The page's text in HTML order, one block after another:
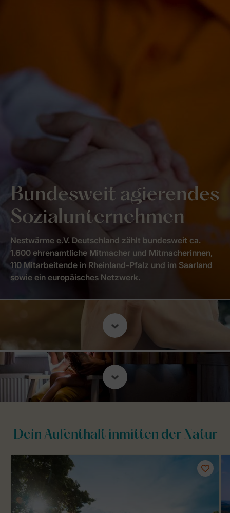
Bundesweit agierendes
Sozialunternehmen
Nestwärme e.V. Deutschland zählt bundesweit ca.
1.600 ehrenamtliche Mitmacher und Mitmacherinnen,
110 Mitarbeitende in Rheinland-Pfalz und im Saarland
sowie ein europäisches Netzwerk.